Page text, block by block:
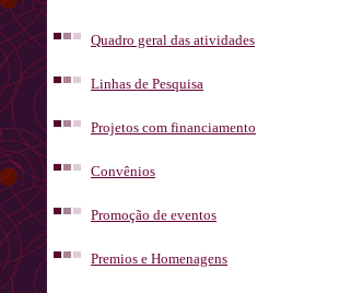
Quadro geral das atividades
Linhas de Pesquisa
Projetos com financiamento
Convênios
Promoção de eventos
Premios e Homenagens